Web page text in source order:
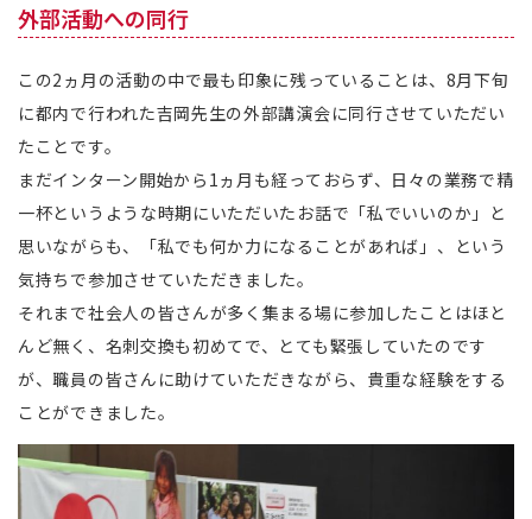
外部活動への同行
この2ヵ月の活動の中で最も印象に残っていることは、8月下旬
に都内で行われた吉岡先生の外部講演会に同行させていただい
たことです。
まだインターン開始から1ヵ月も経っておらず、日々の業務で精
一杯というような時期にいただいたお話で「私でいいのか」と
思いながらも、「私でも何か力になることがあれば」、という
気持ちで参加させていただきました。
それまで社会人の皆さんが多く集まる場に参加したことはほと
んど無く、名刺交換も初めてで、とても緊張していたのです
が、職員の皆さんに助けていただきながら、貴重な経験をする
ことができました。